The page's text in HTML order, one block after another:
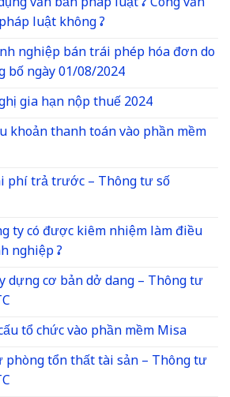
luật không ?
nghiệp bán trái phép hóa đơn do
bố ngày 01/08/2024
gia hạn nộp thuế 2024
khoản thanh toán vào phần mềm
phí trả trước – Thông tư số
ty có được kiêm nhiệm làm điều
nghiệp ?
dựng cơ bản dở dang – Thông tư
tổ chức vào phần mềm Misa
phòng tổn thất tài sản – Thông tư